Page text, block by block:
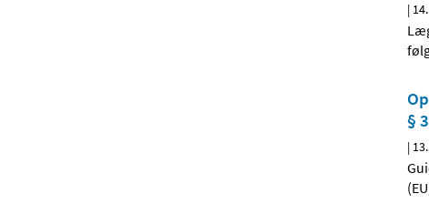
|
§
|